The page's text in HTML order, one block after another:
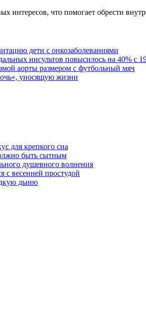
интересов, что помогает обрести
дети с онкозаболеваниями
инсультов повысилось на 40% с
аорты размером с футбольный мяч
уносящую жизни
для крепкого сна
быть сытным
душевного волнения
с весенней простудой
дыню